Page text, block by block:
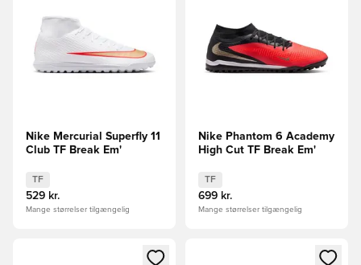
Nike Mercurial Superfly 11
Club TF Break Em'
TF
529 kr.
Mange størrelser tilgængelig
Nike Phantom 6 Academy
High Cut TF Break Em'
TF
699 kr.
Mange størrelser tilgængelig
Åbner en Modal til at logge ind eller tilmelde dig som
Åbner en Modal til at logge